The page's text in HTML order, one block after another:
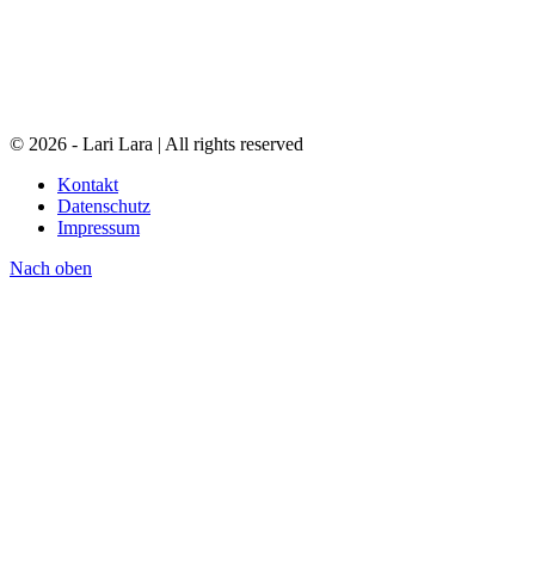
© 2026 - Lari Lara | All rights reserved
Kontakt
Datenschutz
Impressum
Nach oben